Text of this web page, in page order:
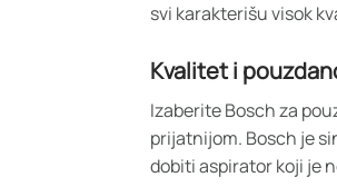
svi karakterišu visok
Kvalitet i
Izaberite Bosch za
prijatnijom. Bosch je
dobiti aspirator koji je